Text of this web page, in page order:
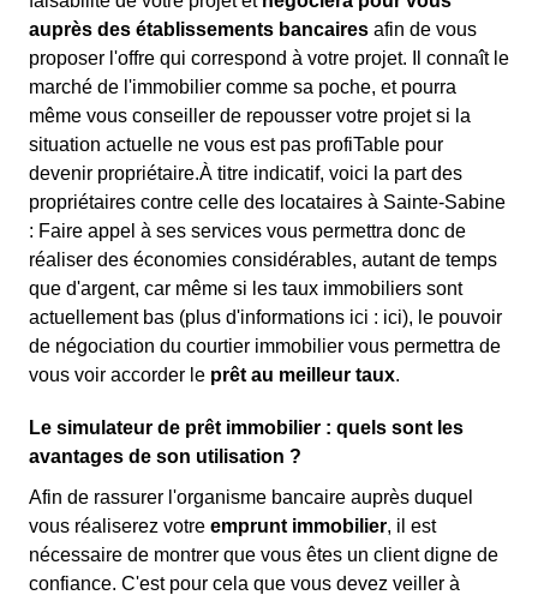
auprès des établissements bancaires afin de vous
proposer l'offre qui correspond à votre projet. Il connaît le
marché de l'immobilier comme sa poche, et pourra
même vous conseiller de repousser votre projet si la
situation actuelle ne vous est pas profiTable pour
devenir propriétaire.À titre indicatif, voici la part des
propriétaires contre celle des locataires à Sainte-Sabine
: Faire appel à ses services vous permettra donc de
réaliser des économies considérables, autant de temps
que d'argent, car même si les taux immobiliers sont
actuellement bas (plus d'informations ici : ici), le pouvoir
de négociation du courtier immobilier vous permettra de
vous voir accorder le prêt au meilleur taux.
Le simulateur de prêt immobilier : quels sont les
avantages de son utilisation ?
Afin de rassurer l'organisme bancaire auprès duquel
vous réaliserez votre emprunt immobilier, il est
nécessaire de montrer que vous êtes un client digne de
confiance. C'est pour cela que vous devez veiller à